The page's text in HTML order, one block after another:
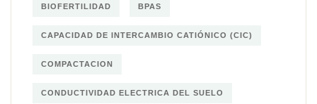
BIOFERTILIDAD BPAS
CAPACIDAD DE INTERCAMBIO CATIÓNICO (CIC)
COMPACTACION
CONDUCTIVIDAD ELECTRICA DEL SUELO